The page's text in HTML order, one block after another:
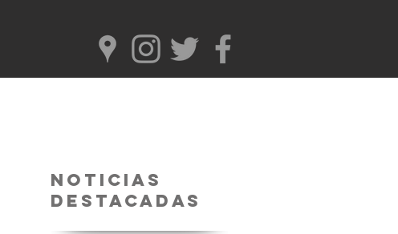
Noticias
Destacadas